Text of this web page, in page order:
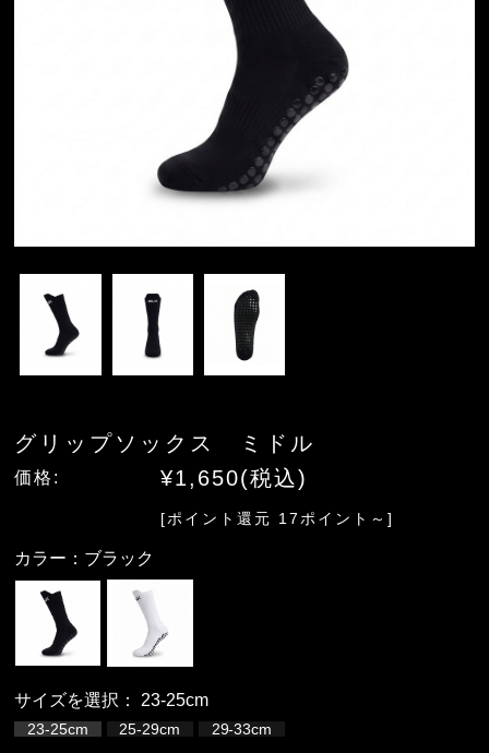
グリップソックス ミドル
価格: ¥1,650(税込)
[ポイント還元 17ポイント～]
カラー： ブラック
サイズを選択： 23-25cm
23-25cm 25-29cm 29-33cm